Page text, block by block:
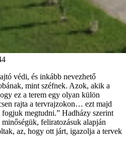
védi, és inkább nevezhető
mint széfnek. Azok, akik a
ez a terem egy olyan külön
rajta a tervrajzokon… ezt majd
fogjuk megtudni.” Hadházy szerint
feliratozásuk alapján
az, hogy ott járt, igazolja a tervek